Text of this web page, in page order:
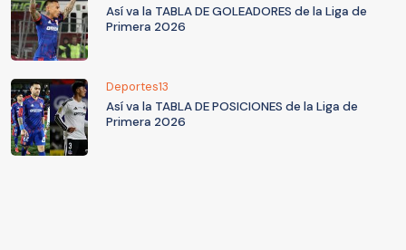
Así va la TABLA DE GOLEADORES de la Liga de
Primera 2026
Deportes13
Así va la TABLA DE POSICIONES de la Liga de
Primera 2026